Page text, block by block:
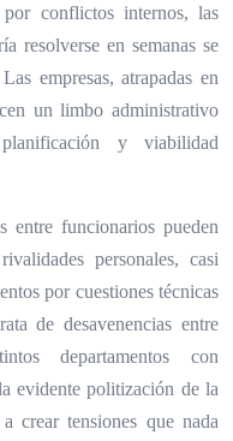
conflictos internos, las
resolverse en semanas se
empresas, atrapadas en
un limbo administrativo
y viabilidad
entre funcionarios pueden
personales, casi
por cuestiones técnicas
de desavenencias entre
departamentos con
evidente politización de la
crear tensiones que nada